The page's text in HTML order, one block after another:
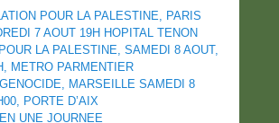
POUR LA PALESTINE, PARIS
7 AOUT 19H HOPITAL TENON
LA PALESTINE, SAMEDI 8 AOUT,
METRO PARMENTIER
MARSEILLE SAMEDI 8
PORTE D’AIX
UNE JOURNEE